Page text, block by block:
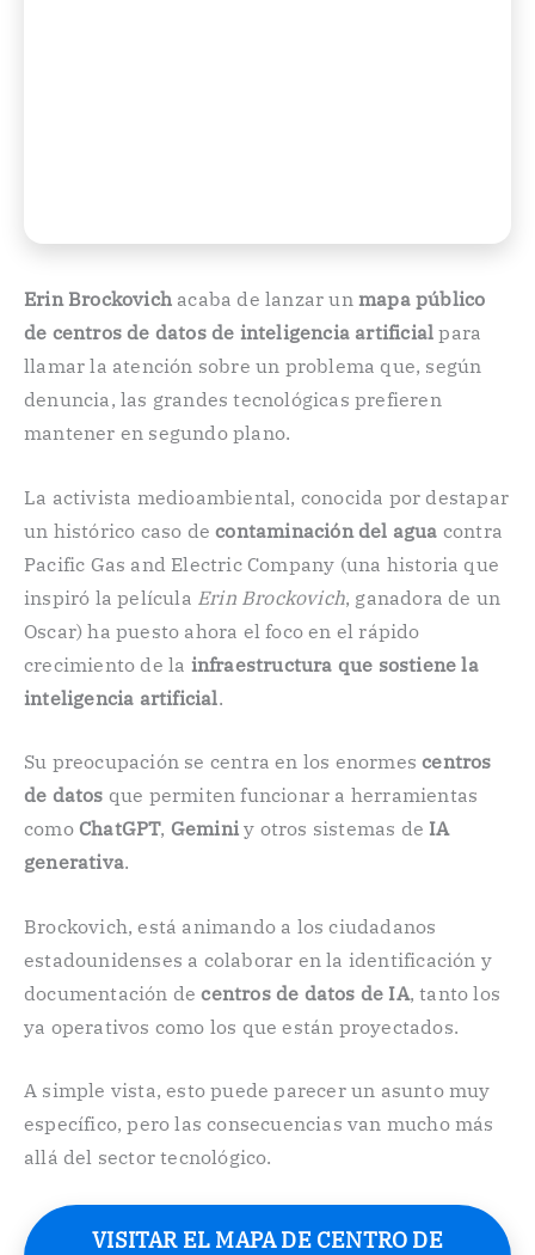
Erin Brockovich acaba de lanzar un mapa público
de centros de datos de inteligencia artificial para
llamar la atención sobre un problema que, según
denuncia, las grandes tecnológicas prefieren
mantener en segundo plano.
La activista medioambiental, conocida por destapar
un histórico caso decontaminación del agua contra
Pacific Gas and Electric Company (una historia que
inspiró la película Erin Brockovich, ganadora de un
Oscar) ha puesto ahora el foco en el rápido
crecimiento de la infraestructura que sostiene la
inteligencia artificial.
Su preocupación se centra en los enormescentros
de datos que permiten funcionar a herramientas
como ChatGPT, Gemini y otros sistemas de IA
generativa.
Brockovich, está animando a los ciudadanos
estadounidenses a colaborar en la identificación y
documentación decentros de datos de IA, tanto los
ya operativos como los que están proyectados.
A simple vista, esto puede parecer un asunto muy
específico, pero las consecuencias van mucho más
allá del sector tecnológico.
VISITAR EL MAPA DE CENTRO DE